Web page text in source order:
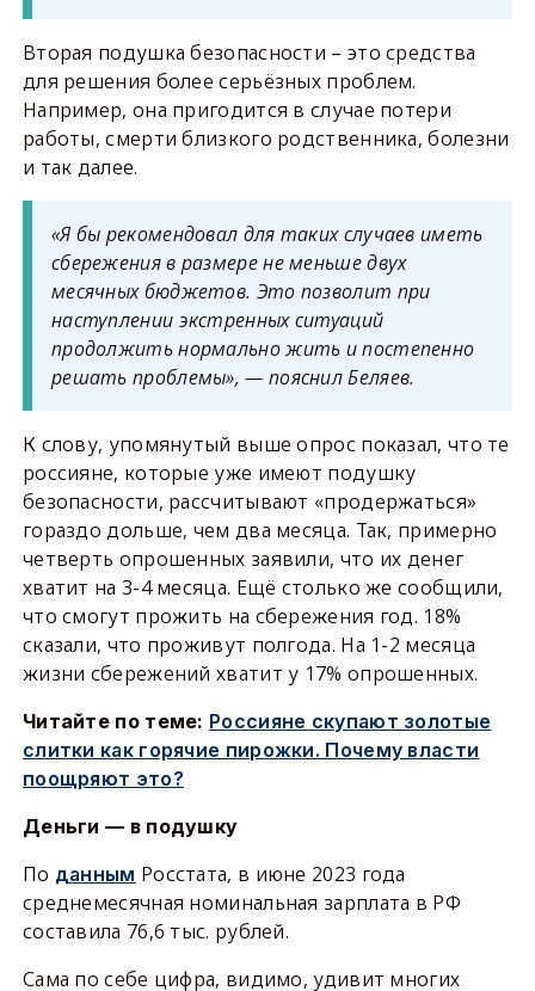
Вторая подушка безопасности – это средства
для решения более серьёзных проблем.
Например, она пригодится в случае потери
работы, смерти близкого родственника, болезни
и так далее.
«Я бы рекомендовал для таких случаев иметь
сбережения в размере не меньше двух
месячных бюджетов. Это позволит при
наступлении экстренных ситуаций
продолжить нормально жить и постепенно
решать проблемы», — пояснил Беляев.
К слову, упомянутый выше опрос показал, что те
россияне, которые уже имеют подушку
безопасности, рассчитывают «продержаться»
гораздо дольше, чем два месяца. Так, примерно
четверть опрошенных заявили, что их денег
хватит на 3-4 месяца. Ещё столько же сообщили,
что смогут прожить на сбережения год. 18%
сказали, что проживут полгода. На 1-2 месяца
жизни сбережений хватит у 17% опрошенных.
Читайте по теме: Россияне скупают золотые
слитки как горячие пирожки. Почему власти
поощряют это?
Деньги— в подушку
По данным Росстата, в июне 2023 года
среднемесячная номинальная зарплата в РФ
составила 76,6 тыс. рублей.
Сама по себе цифра, видимо, удивит многих